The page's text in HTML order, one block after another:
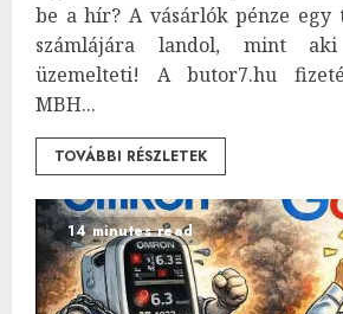
be a hír? A vásárlók pénze egy
számlájára landol, mint
üzemelteti! A butor7.hu
MBH...
TOVÁBBI RÉSZLETEK
14 minutes read